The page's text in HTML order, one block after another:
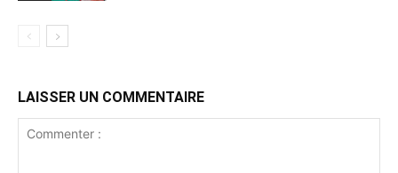
LAISSER UN COMMENTAIRE